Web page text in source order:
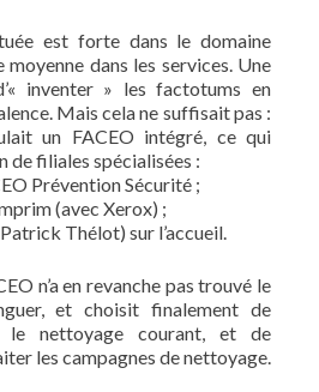
est forte dans le domaine
moyenne dans les services. Une
inventer » les factotums en
Mais cela ne suffisait pas :
un FACEO intégré, ce qui
de filiales spécialisées :
Prévention Sécurité ;
(avec Xerox) ;
Thélot) sur l’accueil.
n’a en revanche pas trouvé le
et choisit finalement de
le nettoyage courant, et de
les campagnes de nettoyage.